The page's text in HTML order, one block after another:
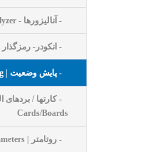
- آنالیزورها - Analyzer
- انکودر- رمزگذار | Encoders
- پایش وضعیت | Condition Monitoring
Cards/Boards
- روتامتر | Rotameters